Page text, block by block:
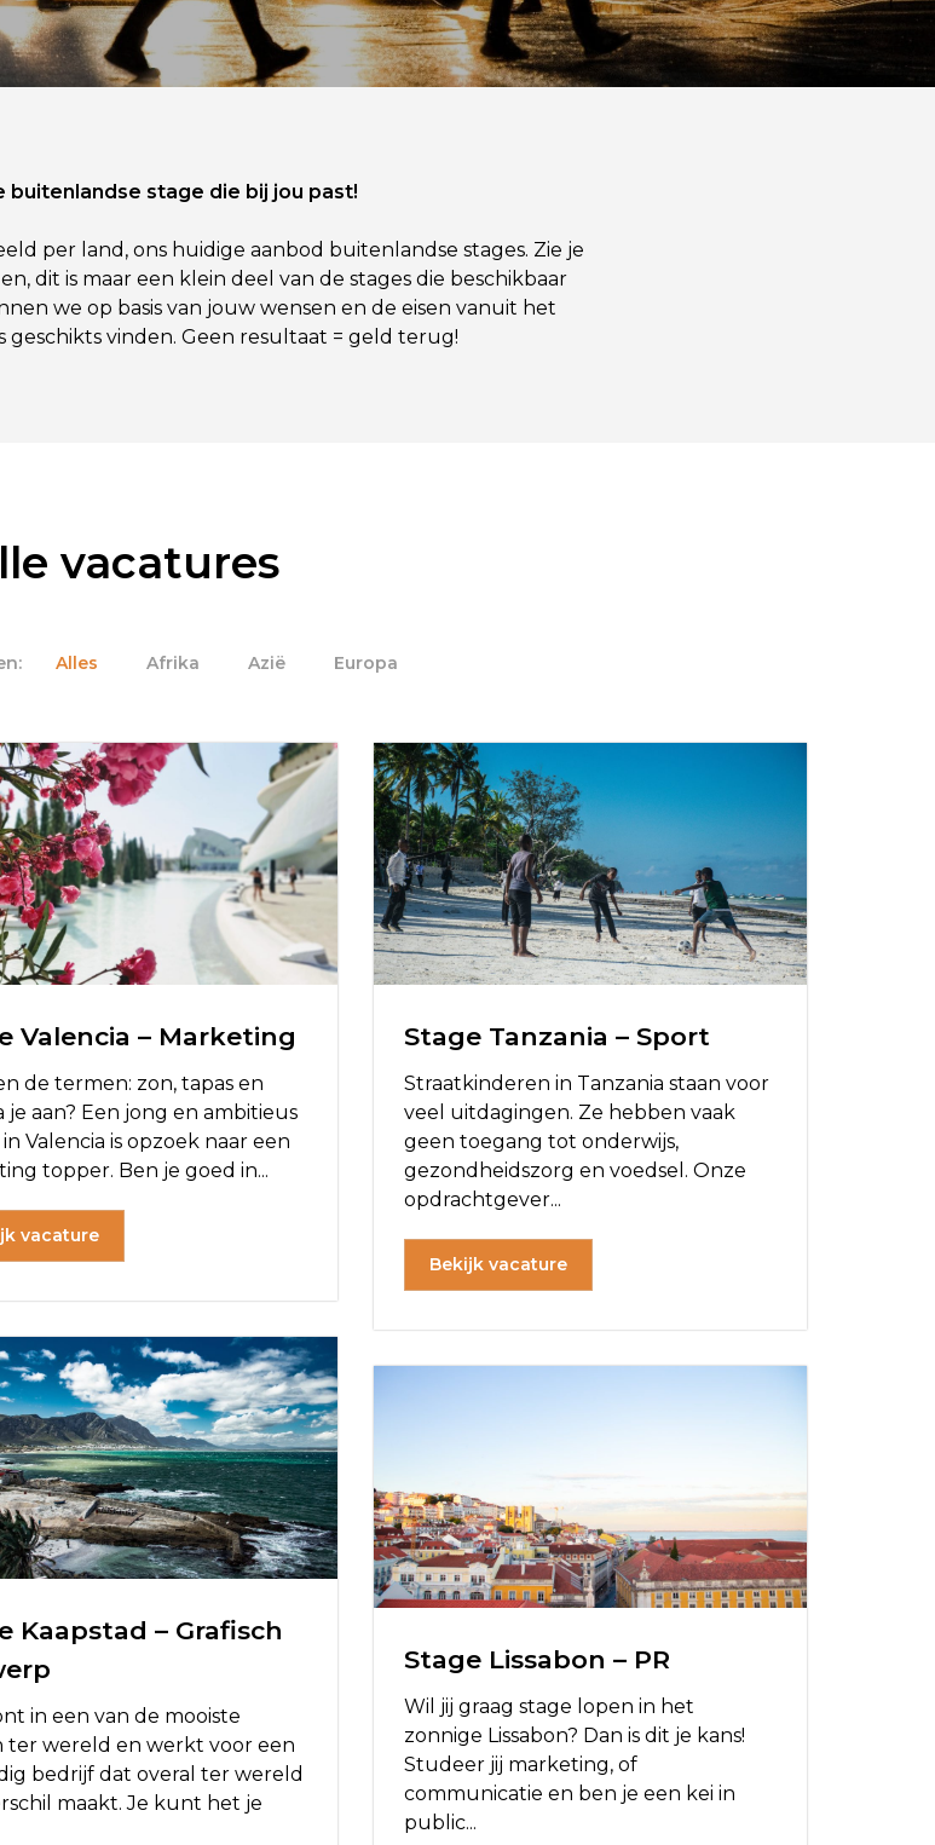
buitenlandse stage die bij jou past!
per land, ons huidige aanbod buitenlandse stages. Zie je
dit is maar een klein deel van de stages die beschikbaar
we op basis van jouw wensen en de eisen vanuit het
vinden. Geen resultaat = geld terug!
vacatures
Alles Afrika Azië Europa
Valencia – Marketing
de termen: zon, tapas en
je aan? Een jong en ambitieus
Valencia is opzoek naar een
topper. Ben je goed in...
vacature
Stage Tanzania – Sport
Straatkinderen in Tanzania staan voor
veel uitdagingen. Ze hebben vaak
geen toegang tot onderwijs,
gezondheidszorg en voedsel. Onze
opdrachtgever...
Bekijk vacature
Kaapstad – Grafisch
in een van de mooiste
ter wereld en werkt voor een
bedrijf dat overal ter wereld
maakt. Je kunt het je
Stage Lissabon – PR
Wil jij graag stage lopen in het
zonnige Lissabon? Dan is dit je kans!
Studeer jij marketing, of
communicatie en ben je een kei in
public...